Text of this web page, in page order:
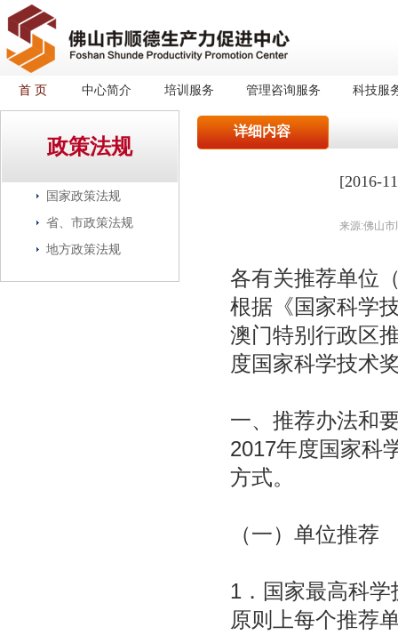
首 页 中心简介 培训服务 管理咨询服务 科技服
政策法规
国家政策法规
省、市政策法规
地方政策法规
详细内容
[2016-
来源:佛山
各有关推荐单位
根据《国家科学
澳门特别行政区
度国家科学技术
一、推荐办法和
2017年度国家科
方式。
（一）单位推荐
1．国家最高科学
原则上每个推荐